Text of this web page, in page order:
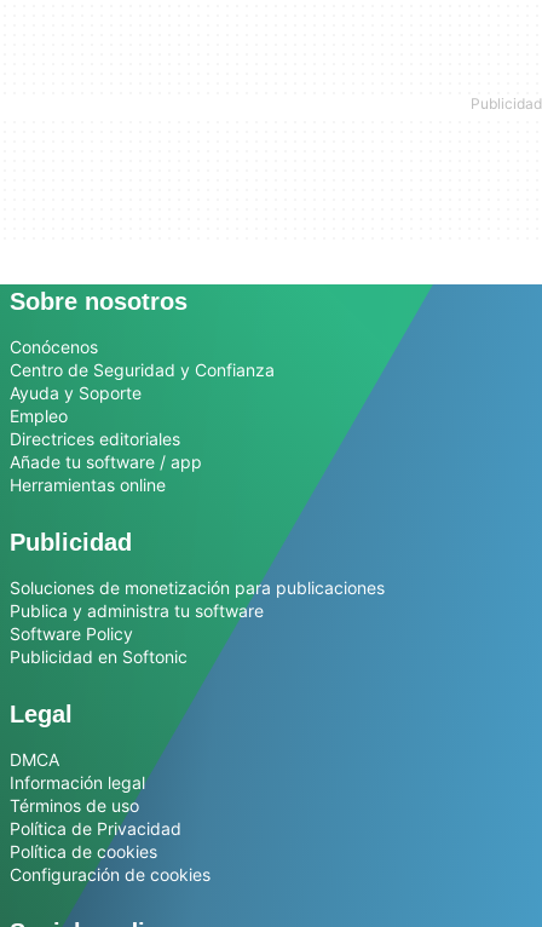
Sobre nosotros
Conócenos
Centro de Seguridad y Confianza
Ayuda y Soporte
Empleo
Directrices editoriales
Añade tu software / app
Herramientas online
Publicidad
Soluciones de monetización para publicaciones
Publica y administra tu software
Software Policy
Publicidad en Softonic
Legal
DMCA
Información legal
Términos de uso
Política de Privacidad
Política de cookies
Configuración de cookies